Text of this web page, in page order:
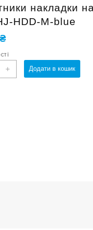
накладки
HDD-М-blue
₴
+ Додати в кошик